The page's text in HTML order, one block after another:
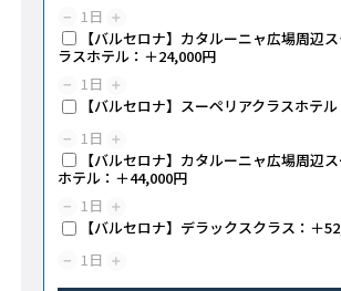
− 1日 ＋
【バルセロナ】カタルーニャ広場周辺
ラスホテル：＋24,000円
− 1日 ＋
【バルセロナ】スーペリアクラスホテ
− 1日 ＋
【バルセロナ】カタルーニャ広場周辺
ホテル：＋44,000円
− 1日 ＋
【バルセロナ】デラックスクラス：＋
− 1日 ＋